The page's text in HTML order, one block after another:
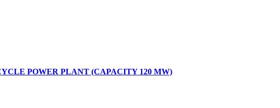
POWER PLANT (CAPACITY 120 MW)